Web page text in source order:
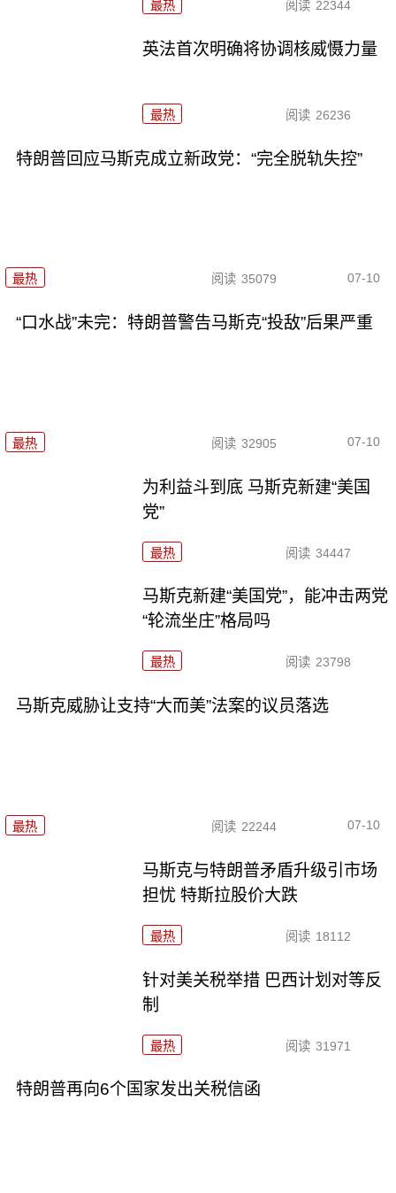
最热 阅读 22344
英法首次明确将协调核威慑力量
最热 阅读 26236
特朗普回应马斯克成立新政党：“完全脱轨失控”
最热 阅读 35079 07-10
“口水战”未完：特朗普警告马斯克“投敌”后果严重
最热 阅读 32905 07-10
为利益斗到底 马斯克新建“美国
党”
最热 阅读 34447
马斯克新建“美国党”，能冲击两党
“轮流坐庄”格局吗
最热 阅读 23798
马斯克威胁让支持“大而美”法案的议员落选
最热 阅读 22244 07-10
马斯克与特朗普矛盾升级引市场
担忧 特斯拉股价大跌
最热 阅读 18112
针对美关税举措 巴西计划对等反
制
最热 阅读 31971
特朗普再向6个国家发出关税信函